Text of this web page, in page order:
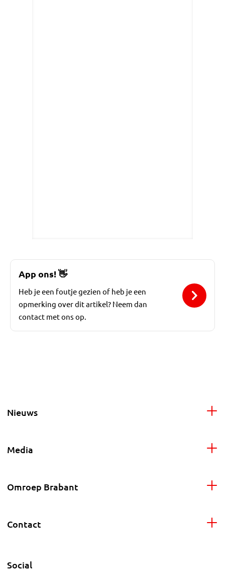
App ons!👋
Heb je een foutje gezien of heb je een
opmerking over dit artikel? Neem dan
contact met ons op.
Nieuws
Media
Omroep Brabant
Contact
Social